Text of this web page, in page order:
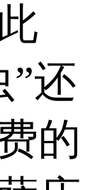
”还
的